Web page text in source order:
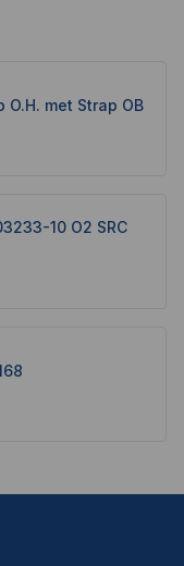
O.H. met Strap OB
10 O2 SRC